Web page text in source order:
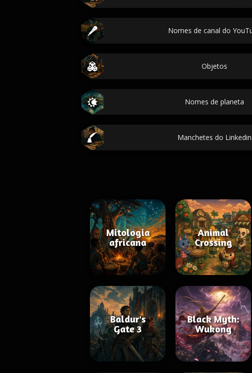
Nomes de canal do
Objetos
Nomes de planeta
Manchetes do Linkedin
Mitologia
africana
Animal
Crossing
Baldur's
Gate 3
Black Myth:
Wukong